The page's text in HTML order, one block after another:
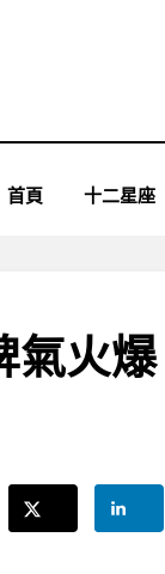
首頁 十二星座
氣火